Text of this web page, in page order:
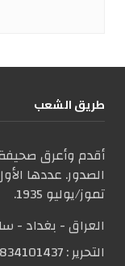
طریق الشعب
أقدم وأعرق
تموز/يوليو 1935.
العراق - بغداد -
التحریر :